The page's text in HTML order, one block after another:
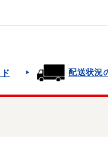
配送状況